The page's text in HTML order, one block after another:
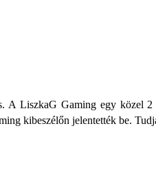
LiszkaG Gaming egy közel 2
kibeszélőn jelentették be.